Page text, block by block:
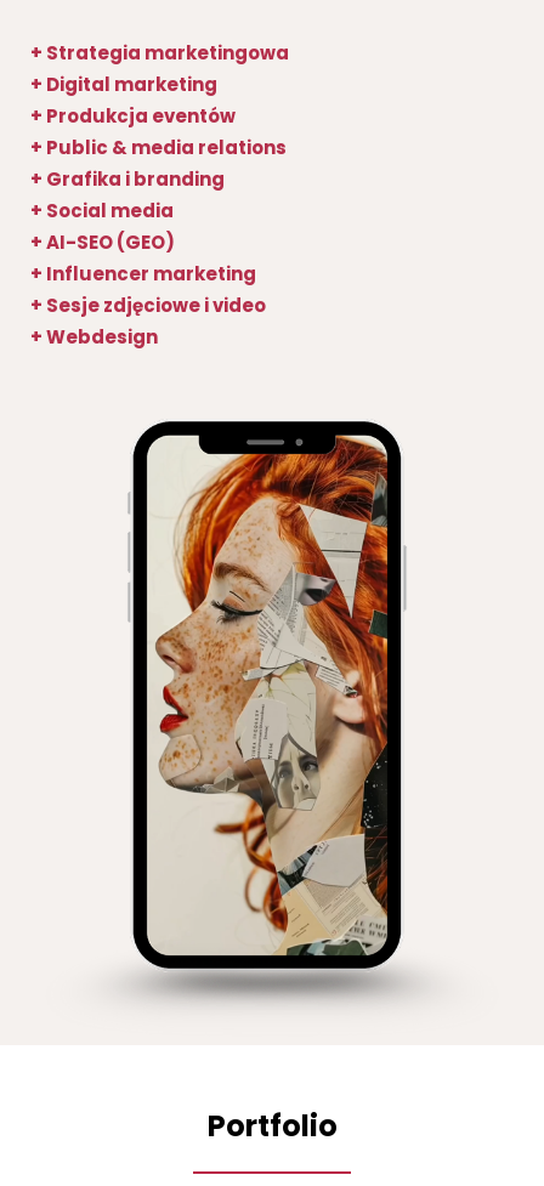
+ Strategia marketingowa
+ Digital marketing
+ Produkcja eventów
+ Public & media relations
+ Grafika i branding
+ Social media
+ AI-SEO (GEO)
+ Influencer marketing
+ Sesje zdjęciowe i video
+ Webdesign
Portfolio